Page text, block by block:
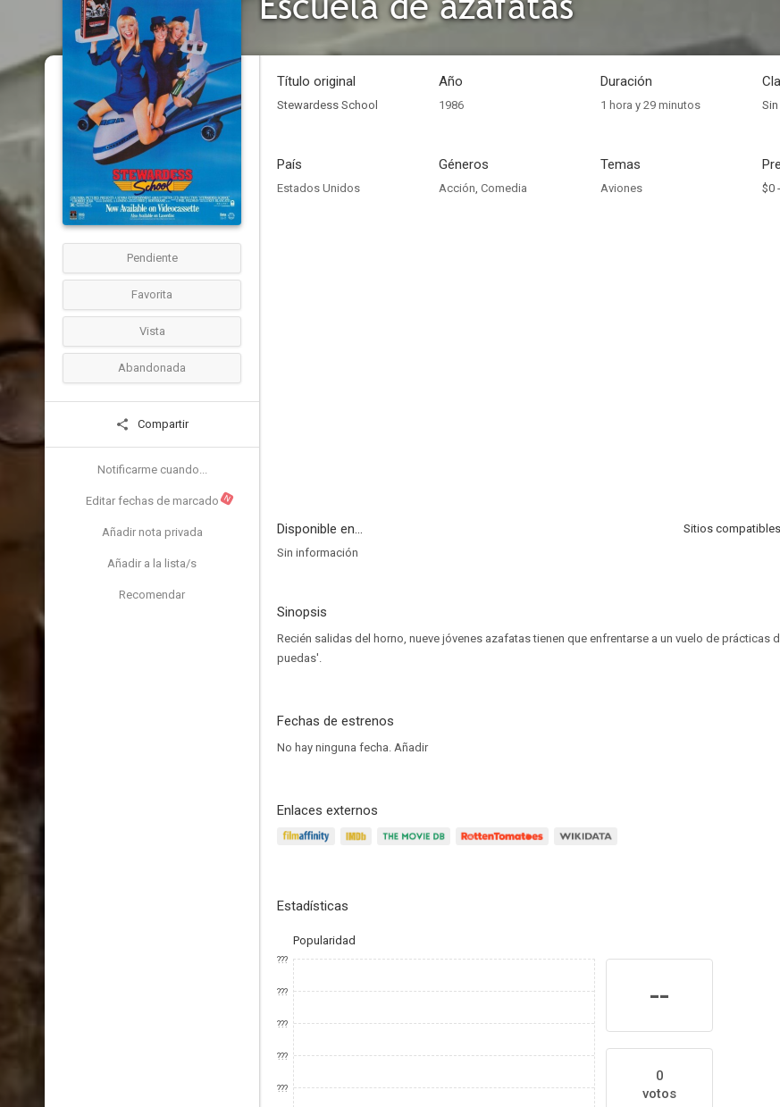
Pendiente
Favorita
Vista
Abandonada
Compartir
Notificarme cuando...
Editar fechas de marcado N
Añadir nota privada
Añadir a la lista/s
Recomendar
Título original
Stewardess School
Año
1986
Duración
1 hora y 29 minutos
País
Estados Unidos
Géneros
Acción, Comedia
Temas
Aviones $0 -
Disponible en...
Sitios compatibles
Sin información
Sinopsis
Recién salidas del horno, nueve jóvenes azafatas tienen que enfrentarse a un vuelo de prácticas
puedas'.
Fechas de estrenos
No hay ninguna fecha. Añadir
Enlaces externos
Estadísticas
Popularidad
???
???
???
???
???
--
0
votos